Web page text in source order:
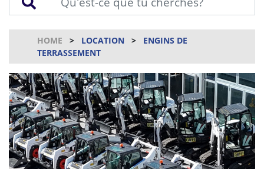
HOME LOCATION
ENGINS DE
TERRASSEMENT